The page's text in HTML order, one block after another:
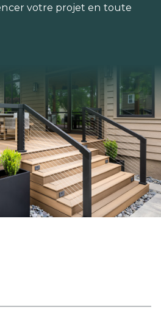
votre projet en toute